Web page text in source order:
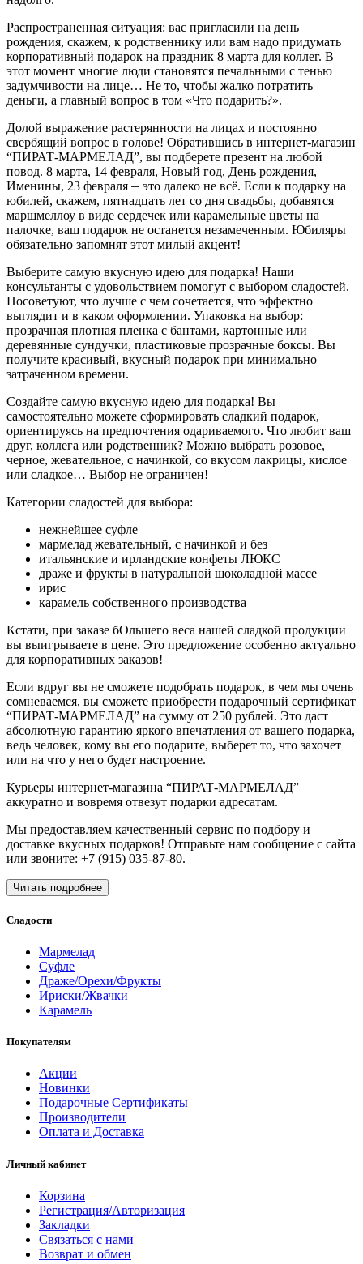
Распространенная ситуация: вас пригласили на день
рождения, скажем, к родственнику или вам надо придумать
корпоративный подарок на праздник 8 марта для коллег. В
этот момент многие люди становятся печальными с тенью
задумчивости на лице… Не то, чтобы жалко потратить
деньги, а главный вопрос в том «Что подарить?».
Долой выражение растерянности на лицах и постоянно
свербящий вопрос в голове! Обратившись в интернет-магазин
“ПИРАТ-МАРМЕЛАД”, вы подберете презент на любой
повод. 8 марта, 14 февраля, Новый год, День рождения,
Именины, 23 февраля ⎼ это далеко не всё. Если к подарку на
юбилей, скажем, пятнадцать лет со дня свадьбы, добавятся
маршмеллоу в виде сердечек или карамельные цветы на
палочке, ваш подарок не останется незамеченным. Юбиляры
обязательно запомнят этот милый акцент!
Выберите самую вкусную идею для подарка! Наши
консультанты с удовольствием помогут с выбором сладостей.
Посоветуют, что лучше с чем сочетается, что эффектно
выглядит и в каком оформлении. Упаковка на выбор:
прозрачная плотная пленка с бантами, картонные или
деревянные сундучки, пластиковые прозрачные боксы. Вы
получите красивый, вкусный подарок при минимально
затраченном времени.
Создайте самую вкусную идею для подарка! Вы
самостоятельно можете сформировать сладкий подарок,
ориентируясь на предпочтения одариваемого. Что любит ваш
друг, коллега или родственник? Можно выбрать розовое,
черное, жевательное, с начинкой, со вкусом лакрицы, кислое
или сладкое… Выбор не ограничен!
Категории сладостей для выбора:
нежнейшее суфле
мармелад жевательный, с начинкой и без
итальянские и ирландские конфеты ЛЮКС
драже и фрукты в натуральной шоколадной массе
ирис
карамель собственного производства
Кстати, при заказе бОльшего веса нашей сладкой продукции
вы выигрываете в цене. Это предложение особенно актуально
для корпоративных заказов!
Если вдруг вы не сможете подобрать подарок, в чем мы очень
сомневаемся, вы сможете приобрести подарочный сертификат
“ПИРАТ-МАРМЕЛАД” на сумму от 250 рублей. Это даст
абсолютную гарантию яркого впечатления от вашего подарка,
ведь человек, кому вы его подарите, выберет то, что захочет
или на что у него будет настроение.
Курьеры интернет-магазина “ПИРАТ-МАРМЕЛАД”
аккуратно и вовремя отвезут подарки адресатам.
Мы предоставляем качественный сервис по подбору и
доставке вкусных подарков! Отправьте нам сообщение с сайта
или звоните: +7 (915) 035-87-80.
Читать подробнее
Сладости
Мармелад
Суфле
Драже/Орехи/Фрукты
Ириски/Жвачки
Карамель
Покупателям
Акции
Новинки
Подарочные Сертификаты
Производители
Оплата и Доставка
Личный кабинет
Корзина
Регистрация/Авторизация
Закладки
Связаться с нами
Возврат и обмен